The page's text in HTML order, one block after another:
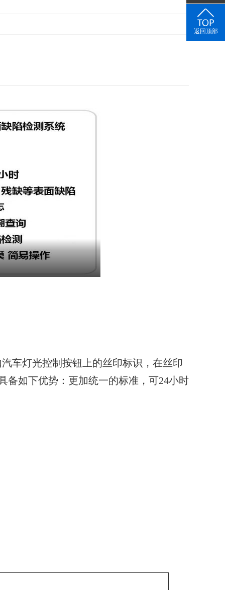
车灯光控制按钮上的丝印标识，在丝印
备如下优势：更加统一的标准，可24小时
返回顶部